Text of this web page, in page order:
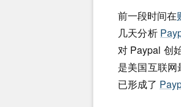
前一段时间在
几天分析
对 Paypal 创
是美国互联
已形成了